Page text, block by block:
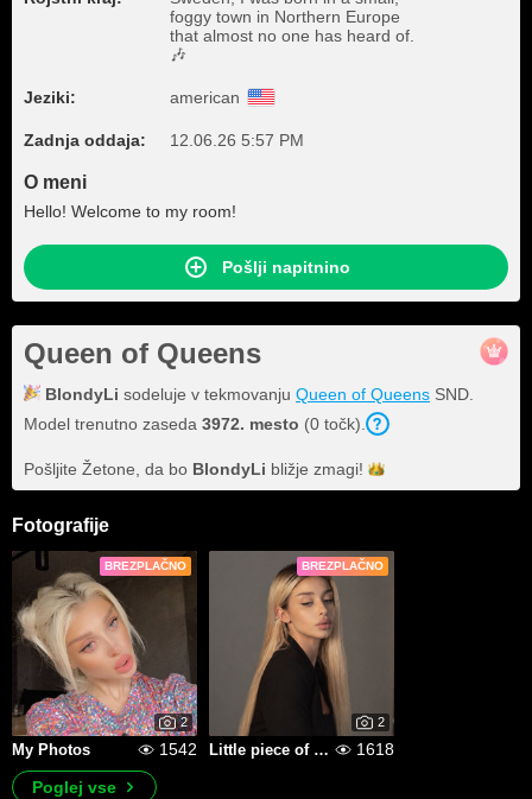
foggy town in Northern Europe
that almost no one has heard of.
🎶
Jeziki: american
Zadnja oddaja: 12.06.26 5:57 PM
O meni
Hello! Welcome to my room!
Pošlji napitnino
Queen of Queens
BlondyLi sodeluje v tekmovanju Queen of Queens SND.
Model trenutno zaseda 3972. mesto (0 točk).
Pošljite Žetone, da bo BlondyLi bližje zmagi!
Fotografije
BREZPLAČNO
2
My Photos 1542
BREZPLAČNO
2
Little piece of me
1618
Poglej vse